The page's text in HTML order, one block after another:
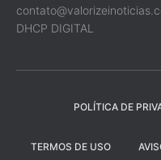
DHCP DIGITAL
POLÍTICA DE
TERMOS DE USO